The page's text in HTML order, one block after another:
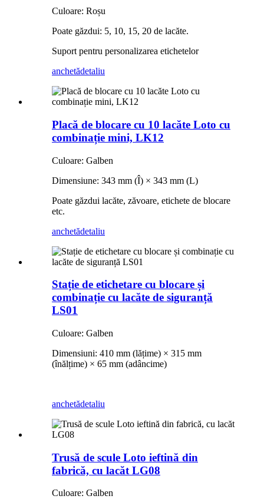
Culoare: Roșu
Poate găzdui: 5, 10, 15, 20 de lacăte.
Suport pentru personalizarea etichetelor
anchetădetaliu
Placă de blocare cu 10 lacăte Loto cu
combinație mini, LK12
Culoare: Galben
Dimensiune: 343 mm (Î) × 343 mm (L)
Poate găzdui lacăte, zăvoare, etichete de blocare
etc.
anchetădetaliu
Stație de etichetare cu blocare și
combinație cu lacăte de siguranță
LS01
Culoare: Galben
Dimensiuni: 410 mm (lățime) × 315 mm
(înălțime) × 65 mm (adâncime)
anchetădetaliu
Trusă de scule Loto ieftină din
fabrică, cu lacăt LG08
Culoare: Galben